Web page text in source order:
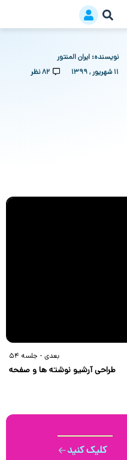
نویسنده: ایران المنتور
۱۱ شهریور , ۱۳۹۹
82 نظر
بعدی - جلسه 54
طراحی آرشیو نوشته ها و صفحه
کلیک کنید